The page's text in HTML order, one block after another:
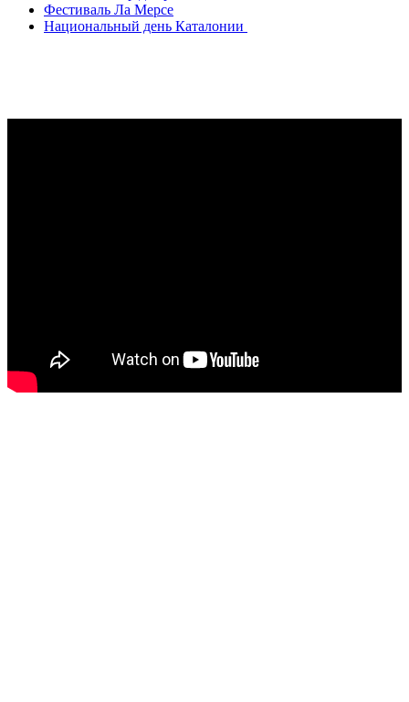
Фестиваль Ла Мерсе
Национальный день Каталонии